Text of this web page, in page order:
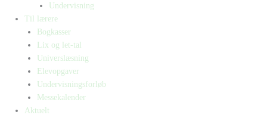
Undervisning
Til lærere
Bogkasser
Lix og let-tal
Universlæsning
Elevopgaver
Undervisningsforløb
Messekalender
Aktuelt